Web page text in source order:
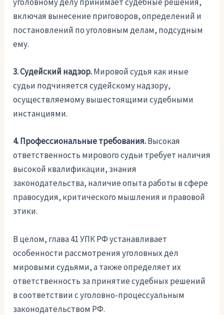
включая вынесение приговоров, определений и
постановлений по уголовным делам, подсудным
ему.
3. Судейский надзор.Мировой судья как иные
судьи подчиняется судейскому надзору,
осуществляемому вышестоящими судебными
инстанциями.
4. Профессиональные требования.Высокая
ответственность мирового судьи требует наличия
высокой квалификации, знания
законодательства, наличие опыта работы в сфере
правосудия, критического мышления и правовой
этики.
В целом, глава 41 УПК РФ устанавливает
особенности рассмотрения уголовных дел
мировыми судьями, а также определяет их
ответственность за принятие судебных решений
в соответствии с уголовно-процессуальным
законодательством РФ.